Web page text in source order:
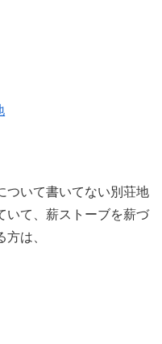
ついて書いてない別荘地
いて、薪ストーブを薪づ
は、